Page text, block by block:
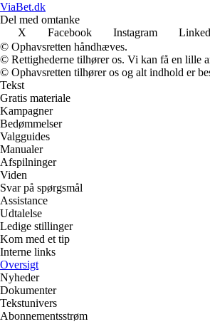
ViaBet.dk
Del med omtanke
X
Facebook Instagram
© Ophavsretten håndhæves.
© Rettighederne tilhører os. Vi kan få en lille
© Ophavsretten tilhører os og alt indhold er
Tekst
Gratis materiale
Kampagner
Bedømmelser
Valgguides
Manualer
Afspilninger
Viden
Svar på spørgsmål
Assistance
Udtalelse
Ledige stillinger
Kom med et tip
Interne links
Oversigt
Nyheder
Dokumenter
Tekstunivers
Abonnementsstrøm